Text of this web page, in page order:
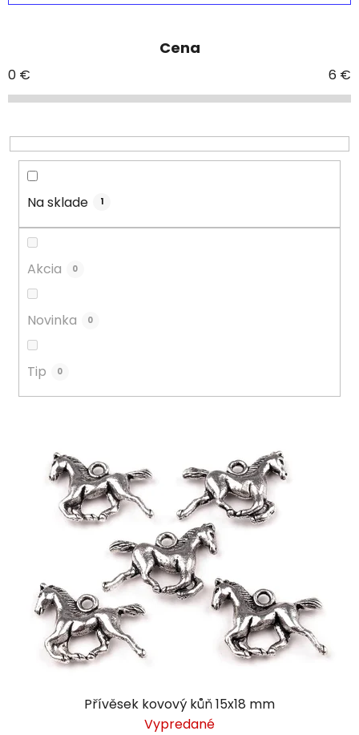
d
i
e
r
o
Cena
0 € 6 €
Na sklade 1
Akcia 0
Novinka 0
Tip 0
Přívěsek kovový kůň 15x18 mm
Vypredané